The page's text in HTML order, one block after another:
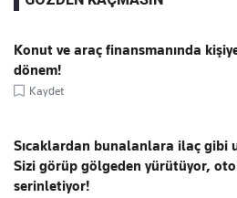
Konut ve araç finansmanında
dönem!
Kaydet
Sıcaklardan bunalanlara ilaç gibi
Sizi görüp gölgeden yürütüyor,
serinletiyor!